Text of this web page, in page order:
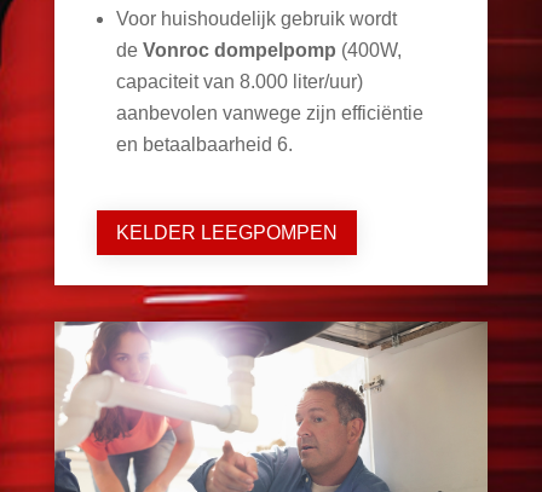
Voor huishoudelijk gebruik wordt
de Vonroc dompelpomp (400W,
capaciteit van 8.000 liter/uur)
aanbevolen vanwege zijn efficiëntie
en betaalbaarheid 6.
KELDER LEEGPOMPEN